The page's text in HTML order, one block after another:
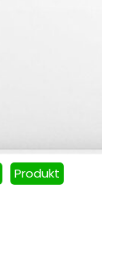
Produkt